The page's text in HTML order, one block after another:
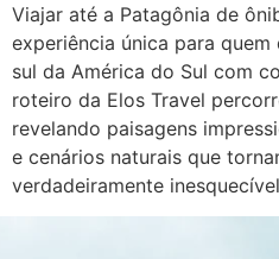
Viajar até a Patagônia de
experiência única para
sul da América do Sul com
roteiro da Elos Travel
revelando paisagens
e cenários naturais que
verdadeiramente